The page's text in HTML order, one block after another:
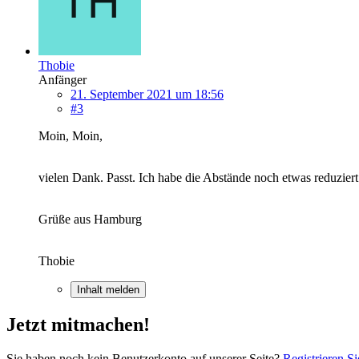
Thobie
Anfänger
21. September 2021 um 18:56
#3
Moin, Moin,
vielen Dank. Passt. Ich habe die Abstände noch etwas
Grüße aus Hamburg
Thobie
Inhalt melden
Jetzt mitmachen!